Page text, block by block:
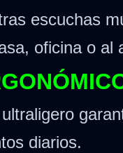
escuchas
oficina o al
diarios.